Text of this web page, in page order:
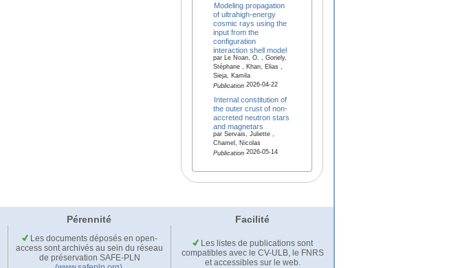
Modeling propagation
of ultrahigh-energy
cosmic rays using the
input from the
configuration
interaction shell model
par Le Noan, O. , Goriely,
Stéphane , Khan, Elias ,
Sieja, Kamila
Publication2026-04-22
Internal constitution of
the outer crust of non-
accreted neutron stars
and magnetars
par Servais, Juliette ,
Chamel, Nicolas
Publication2026-05-14
Pérennité Facilité
Les documents déposés en open-
access sont archivés au sein du réseau
de préservation SAFE-PLN
Les listes de publications sont
compatibles avec le CV-ULB, le FNRS
et accessibles sur le web.